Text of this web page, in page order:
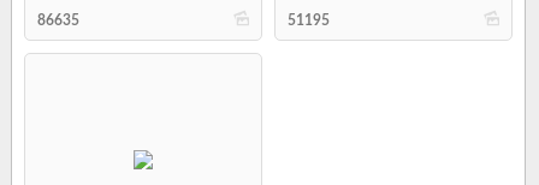
b
86635 b
51195